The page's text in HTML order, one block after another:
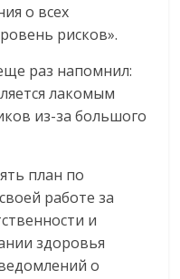
о всех
рисков».
раз напомнил:
лакомым
из-за большого
план по
работе за
и
здоровья
о